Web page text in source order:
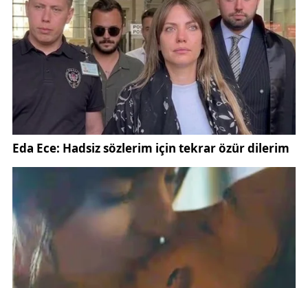
Ezel Kozmetik Yönetim Kurulu Başkanı Ünal Karaca,
törende yaptığı kısa açıklamada, başarının arkasında
güçlü bir ekip ruhu ve sürekli gelişim vizyonu
olduğunu vurguladı. Karaca, “Bu ödül yalnızca
şirketimizin değil, aynı zamanda Sivas’ın üretim
potansiyelinin de bir göstergesi. Tüm çalışma
arkadaşlarımıza ve bizlere güvenen paydaşlarımıza
teşekkür ediyorum.” dedi.
Sivas Merkez OSB’deki üretim kapasitesini her
geçen yıl artıran firma, hem istihdam yaratıyor hem
de bölgenin ihracat rakamlarına doğrudan katkı
sağlıyor. Ekonomistler, Ezel Kozmetik gibi firmaların
artmasının, Sivas’ın sanayi alanındaki konumunu
daha da güçlendireceğini belirtiyor.